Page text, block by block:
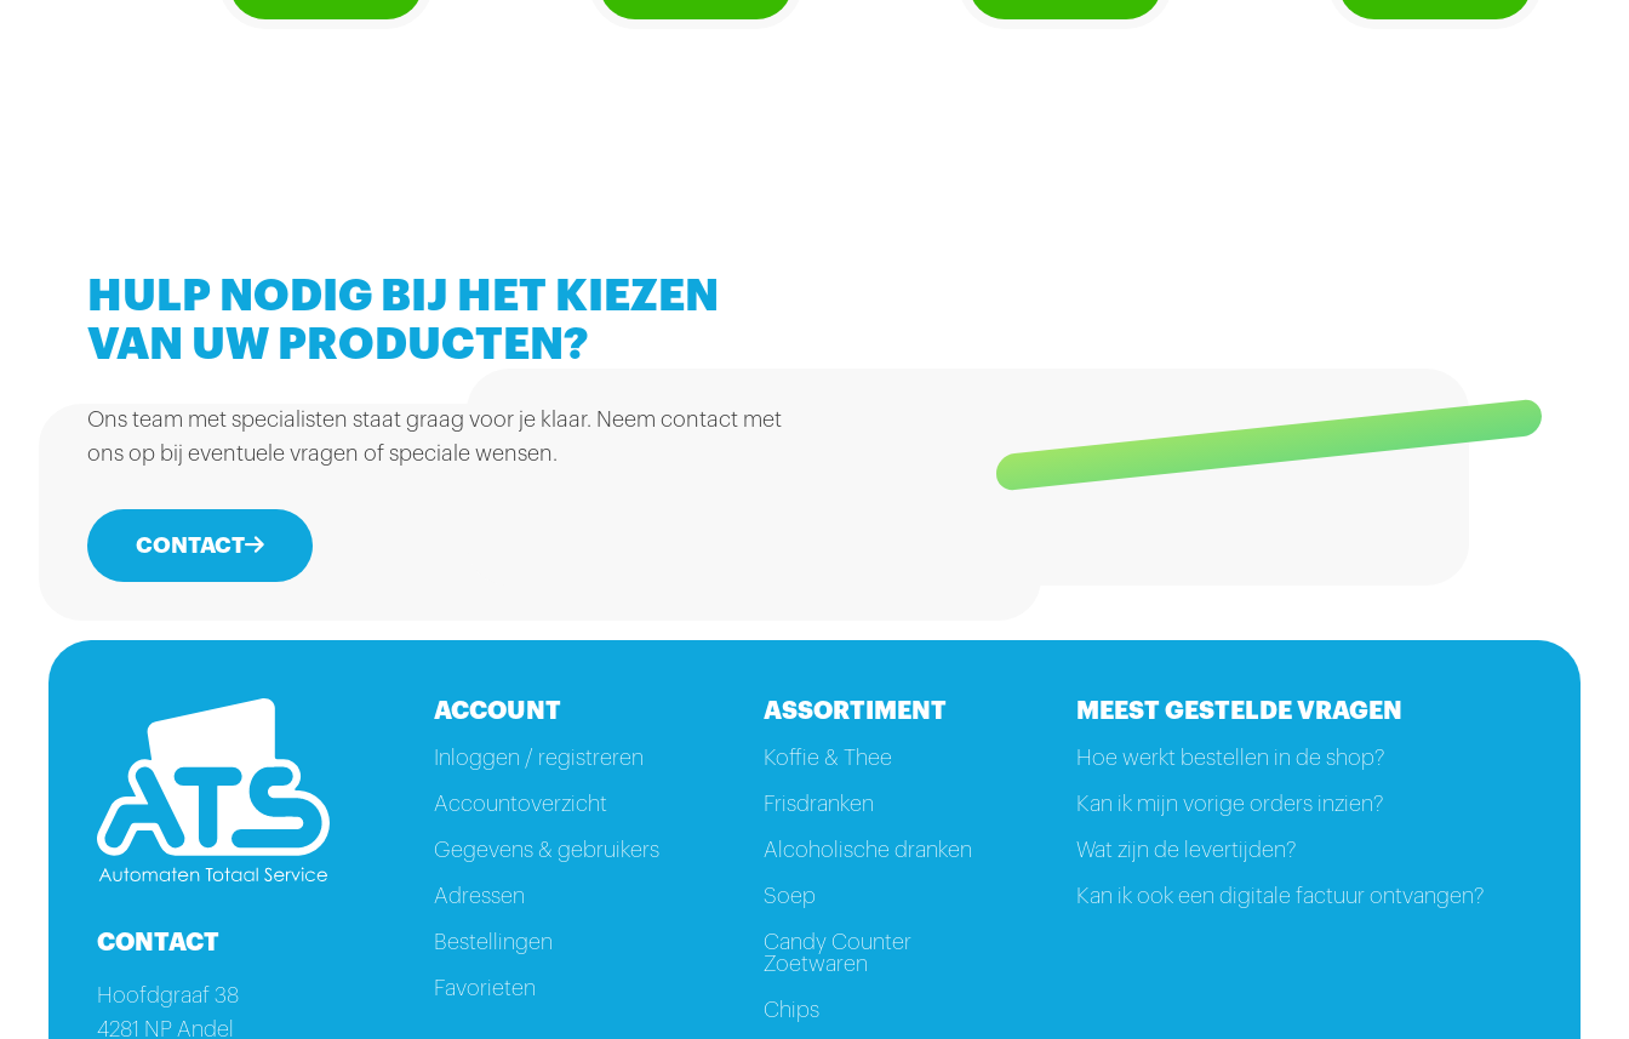
bessen en tonen van
boordevol frambozen,
fris zuur en fruitig zoet.
Languedoc, heeft een
HULP NODIG BIJ HET KIEZEN
VAN UW PRODUCTEN?
Ons team met specialisten staat graag voor je klaar. Neem contact met
ons op bij eventuele vragen of speciale wensen.
CONTACT
CONTACT
Hoofdgraaf 38
4281 NP Andel
ACCOUNT
Inloggen / registreren
Accountoverzicht
Gegevens & gebruikers
Adressen
Bestellingen
Favorieten
ASSORTIMENT
Koffie & Thee
Frisdranken
Alcoholische dranken
Soep
Candy Counter
Zoetwaren
Chips
MEEST GESTELDE VRAGEN
Hoe werkt bestellen in de shop?
Kan ik mijn vorige orders inzien?
Wat zijn de levertijden?
Kan ik ook een digitale factuur ontvangen?